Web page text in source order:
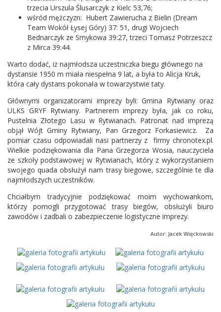
trzecia Urszula Ślusarczyk z Kielc 53,76;
wśród mężczyzn: Hubert Zawierucha z Bielin (Dream
Team Wokół Łysej Góry) 37: 51, drugi Wojciech
Bednarczyk ze Smykowa 39:27, trzeci Tomasz Potrzeszcz
z Mirca 39:44.
Warto dodać, iż najmłodsza uczestniczka biegu głównego na
dystansie 1950 m miała niespełna 9 lat, a była to Alicja Kruk,
która cały dystans pokonała w towarzystwie taty.
Głównymi organizatorami imprezy byli: Gmina Rytwiany oraz
ULKS GRYF Rytwiany. Partnerem imprezy była, jak co roku,
Pustelnia Złotego Lasu w Rytwianach. Patronat nad imprezą
objął Wójt Gminy Rytwiany, Pan Grzegorz Forkasiewicz. Za
pomiar czasu odpowiadali nasi partnerzy z firmy chronotex.pl.
Wielkie podziękowania dla Pana Grzegorza Wosia, nauczyciela
ze szkoły podstawowej w Rytwianach, który z wykorzystaniem
swojego quada obsłużył nam trasy biegowe, szczególnie te dla
najmłodszych uczestników.
Chciałbym tradycyjnie podziękować moim wychowankom,
którzy pomogli przygotować trasy biegów, obsłużyli biuro
zawodów i zadbali o zabezpieczenie logistyczne imprezy.
Autor: Jacek Więckowski